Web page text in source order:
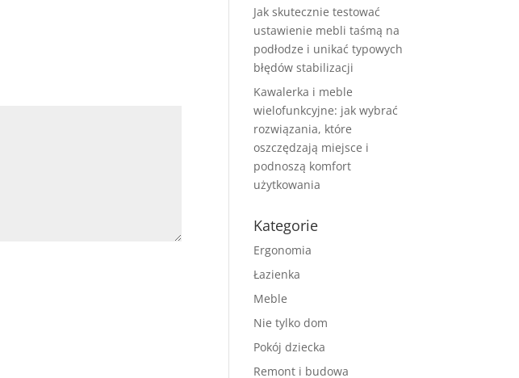
Jak skutecznie testować
ustawienie mebli taśmą na
podłodze i unikać typowych
błędów stabilizacji
Kawalerka i meble
wielofunkcyjne: jak wybrać
rozwiązania, które
oszczędzają miejsce i
podnoszą komfort
użytkowania
Kategorie
Ergonomia
Łazienka
Meble
Nie tylko dom
Pokój dziecka
Remont i budowa